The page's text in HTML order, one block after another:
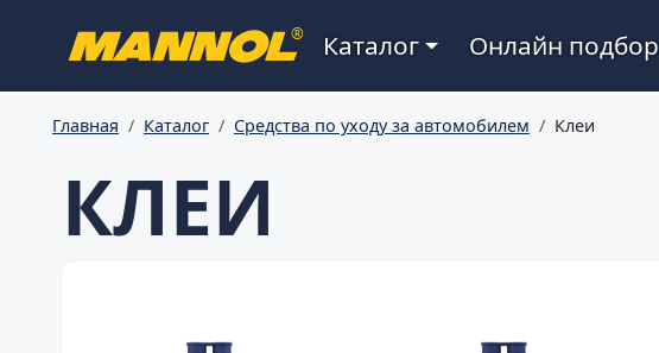
® Main navigation
Каталог Онлайн подбор
Главная Каталог Средства по уходу за автомобилем Клеи
КЛЕИ